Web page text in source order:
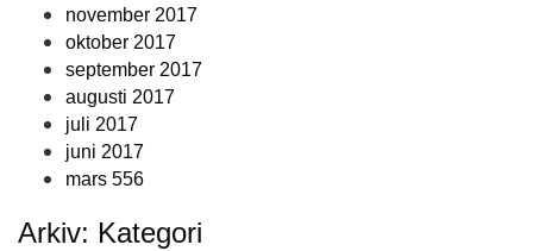
november 2017
oktober 2017
september 2017
augusti 2017
juli 2017
juni 2017
mars 556
Arkiv: Kategori